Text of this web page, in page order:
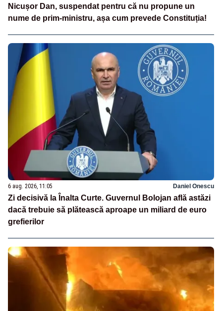
Nicușor Dan, suspendat pentru că nu propune un
nume de prim-ministru, așa cum prevede Constituția!
6 aug. 2026, 11:05 Daniel Onescu
Zi decisivă la Înalta Curte. Guvernul Bolojan află astăzi
dacă trebuie să plătească aproape un miliard de euro
grefierilor